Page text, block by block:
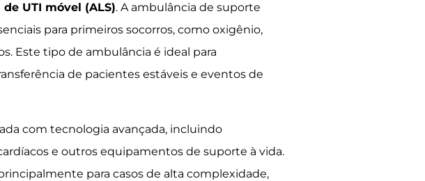
UTI móvel (ALS). A ambulância de suporte
para primeiros socorros, como oxigênio,
Este tipo de ambulância é ideal para
de pacientes estáveis e eventos de
com tecnologia avançada, incluindo
e outros equipamentos de suporte à vida.
para casos de alta complexidade,